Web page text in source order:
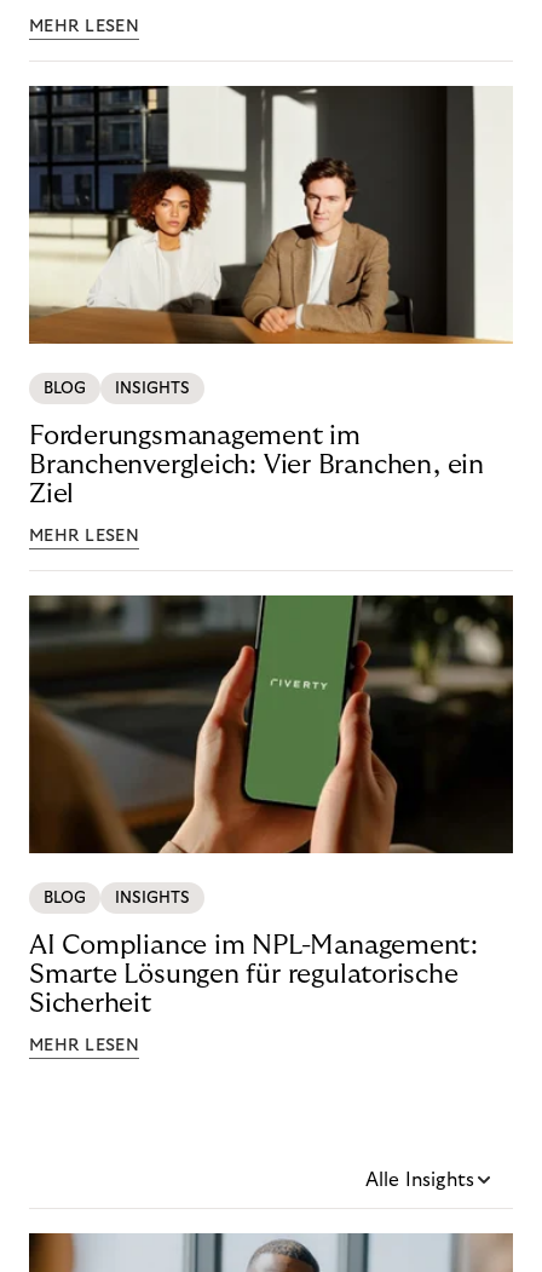
MEHR LESEN
BLOG INSIGHTS
Forderungsmanagement im
Branchenvergleich: Vier Branchen, ein
Ziel
MEHR LESEN
BLOG INSIGHTS
AI Compliance im NPL-Management:
Smarte Lösungen für regulatorische
Sicherheit
MEHR LESEN
Alle Insights